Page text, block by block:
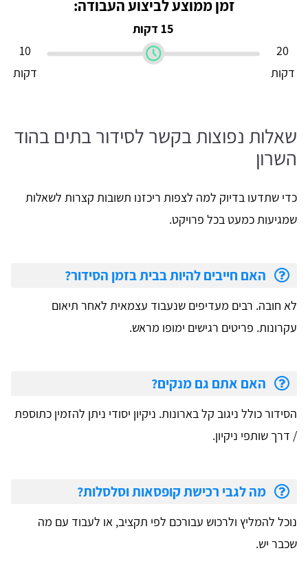
זמן ממוצע לביצוע העבודה:
15 דקות
20
דקות
10
דקות
שאלות נפוצות בקשר לסידור בתים בהוד
השרון
כדי שתדעו בדיוק למה לצפות ריכזנו תשובות קצרות לשאלות
שמגיעות כמעט בכל פרויקט.
האם חייבים להיות בבית בזמן הסידור?
לא חובה. רבים מעדיפים שנעבוד עצמאית לאחר תיאום
עקרונות. פריטים רגישים ימופו מראש.
האם אתם גם מנקים?
הסידור כולל ניגוב קל בארונות. ניקיון יסודי ניתן להזמין כתוספת
/ דרך שותפי ניקיון.
מה לגבי רכישת קופסאות וסלסלות?
נוכל להמליץ ולרכוש עבורכם לפי תקציב, או לעבוד עם מה
שכבר יש.